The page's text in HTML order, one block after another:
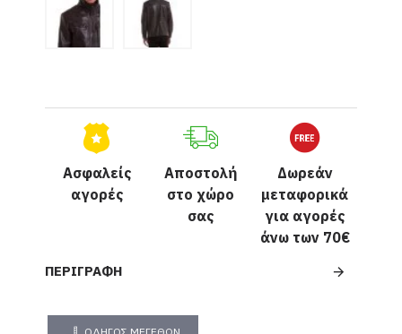
Ασφαλείς
αγορές
Αποστολή
στο χώρο
σας
Δωρεάν
μεταφορικά
για αγορές
άνω των 70€
ΠΕΡΙΓΡΑΦΉ